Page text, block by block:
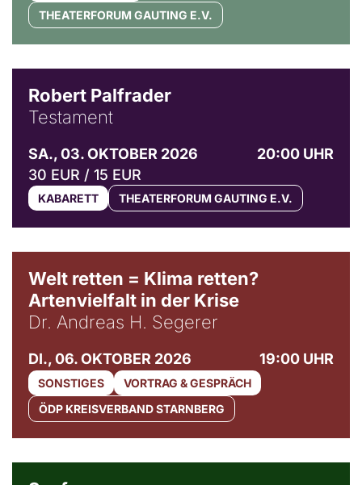
THEATERFORUM GAUTING E.V.
Robert Palfrader
Testament
SA., 03. OKTOBER 2026
20:00 UHR
30 EUR / 15 EUR
KABARETT THEATERFORUM GAUTING E.V.
Welt retten = Klima retten?
Artenvielfalt in der Krise
Dr. Andreas H. Segerer
DI., 06. OKTOBER 2026 19:00 UHR
SONSTIGES
VORTRAG & GESPRÄCH
ÖDP KREISVERBAND STARNBERG